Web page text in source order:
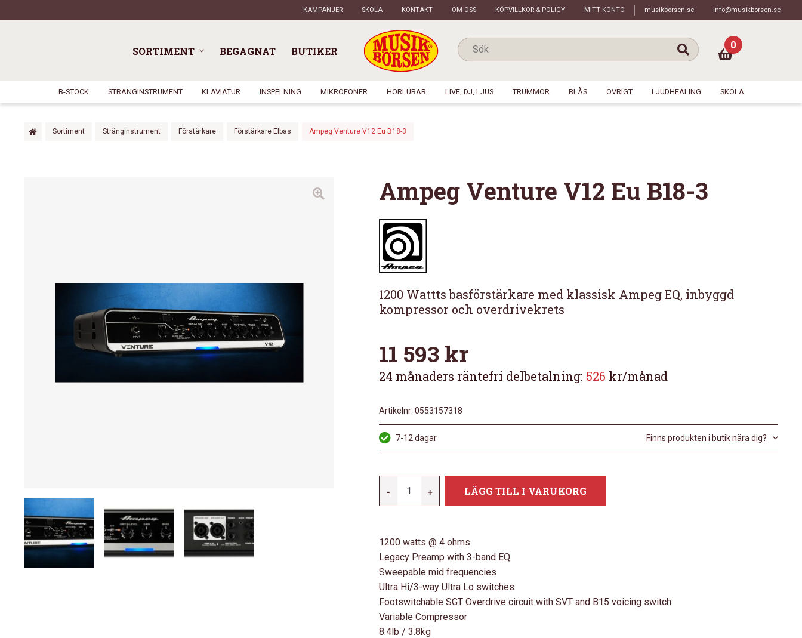
KAMPANJER SKOLA KONTAKT OM OSS KÖPVILLKOR & POLICY MITT KONTO musikborsen.se info@musikborsen.se
SORTIMENT BEGAGNAT BUTIKER 0
B-STOCK STRÄNGINSTRUMENT KLAVIATUR INSPELNING MIKROFONER HÖRLURAR LIVE, DJ, LJUS TRUMMOR BLÅS ÖVRIGT LJUDHEALING SKOLA
Sortiment Stränginstrument Förstärkare Förstärkare Elbas Ampeg Venture V12 Eu B18-3
Ampeg Venture V12 Eu B18-3
1200 Wattts basförstärkare med klassisk Ampeg EQ, inbyggd
kompressor och overdrivekrets
11 593kr
24 månaders räntefri delbetalning: 526 kr/månad
Artikelnr: 0553157318
7-12 dagar Finns produkten i butik nära dig?
-
VENTURE
B18-
3
MÄNGD
+ LÄGG TILL I VARUKORG
1200 watts @ 4 ohms
Legacy Preamp with 3-band EQ
Sweepable mid frequencies
Ultra Hi/3-way Ultra Lo switches
Footswitchable SGT Overdrive circuit with SVT and B15 voicing switch
Variable Compressor
8.4lb / 3.8kg